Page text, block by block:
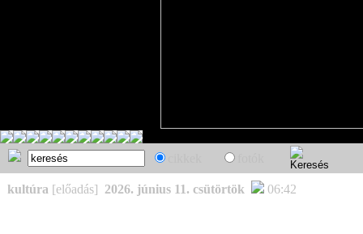
kultúra [előadás] 2026. június 11. csütörtök 06:42